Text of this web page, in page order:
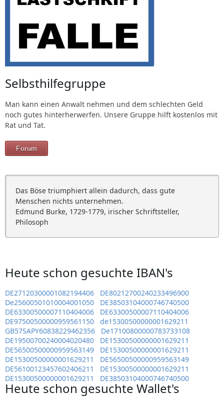
Selbsthilfegruppe
Man kann einen Anwalt nehmen und dem schlechten Geld
noch gutes hinterherwerfen. Unsere Gruppe hilft kostenlos mit
Rat und Tat.
Forum
Das Böse triumphiert allein dadurch, dass gute
Menschen nichts unternehmen.
Edmund Burke, 1729-1779, irischer Schriftsteller,
Philosoph
Heute schon gesuchte IBAN's
DE27120300001082194406
DE80212700240233496900
De25600501010004001050
DE38503104000746740500
DE63300500007110404006
DE63300500007110404006
DE97500500000959561150
de15300500000001629211
GB57SAPY60838229462356
De17100800000783733108
DE19500700240004020480
DE15300500000001629211
DE56500500000959563149
DE15300500000001629211
DE15300500000001629211
DE56500500000959563149
DE56100123457602406211
DE15300500000001629211
DE15300500000001629211
DE38503104000746740500
Heute schon gesuchte Wallet's